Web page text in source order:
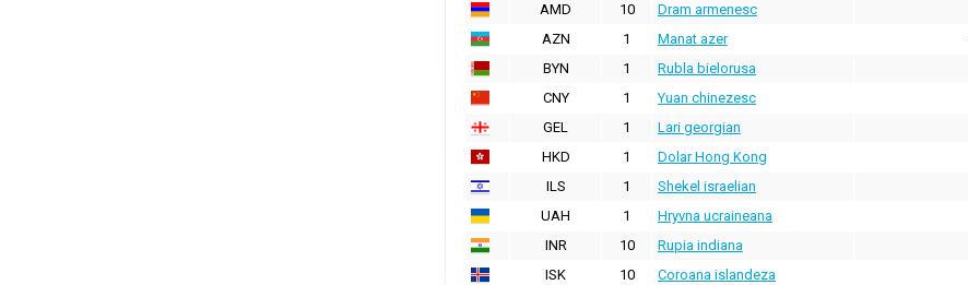
AMD
10 Dram armenesc
AZN
1 Manat azer
BYN
1 Rubla bielorusa
CNY
1 Yuan chinezesc
GEL
1 Lari georgian
HKD
1 Dolar Hong Kong
ILS
1 Shekel israelian
UAH
1 Hryvna ucraineana
INR
10 Rupia indiana
ISK
10 Coroana islandeza